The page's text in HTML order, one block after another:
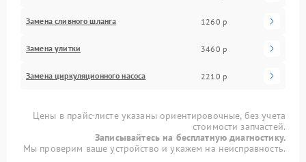
Замена сливного шланга 1260 р
Замена улитки 3460 р
Замена циркуляционного насоса 2210 р
Цены в прайс-листе указаны ориентировочные, без учета
стоимости запчастей.
Записывайтесь на бесплатную диагностику.
Мы проверим ваше устройство и укажем на неисправность.